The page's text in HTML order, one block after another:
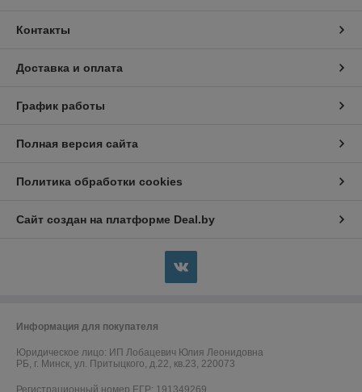
Контакты
Доставка и оплата
График работы
Полная версия сайта
Политика обработки cookies
Сайт создан на платформе Deal.by
Информация для покупателя
Юридическое лицо: ИП Лобацевич Юлия Леонидовна
РБ, г. Минск, ул. Притыцкого, д.22, кв.23, 220073